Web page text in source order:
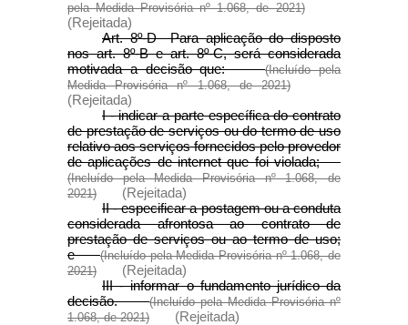
pela Medida Provisória nº 1.068, de 2021)
(Rejeitada)
Art. 8º-D Para aplicação do disposto
nos art. 8º-B e art. 8º-C, será considerada
motivada a decisão que:(Incluído pela
Medida Provisória nº 1.068, de 2021)
(Rejeitada)
I - indicar a parte específica do contrato
de prestação de serviços ou do termo de uso
relativo aos serviços fornecidos pelo provedor
de aplicações de internet que foi violada;
(Incluído pela Medida Provisória nº 1.068, de
2021)
(Rejeitada)
II - especificar a postagem ou a conduta
considerada afrontosa ao contrato de
prestação de serviços ou ao termo de uso;
e(Incluído pela Medida Provisória nº 1.068, de
2021)
(Rejeitada)
III - informar o fundamento jurídico da
decisão.(Incluído pela Medida Provisória nº
1.068, de 2021)
(Rejeitada)